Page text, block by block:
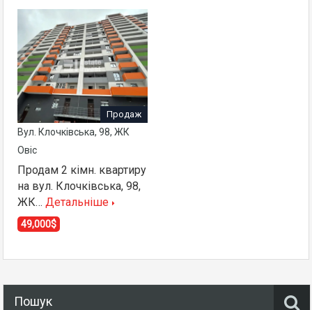
Продаж
Вул. Клочківська, 98, ЖК
Овіс
Продам 2 кімн. квартиру
на вул. Клочківська, 98,
ЖК… Детальніше
49,000$
Пошук